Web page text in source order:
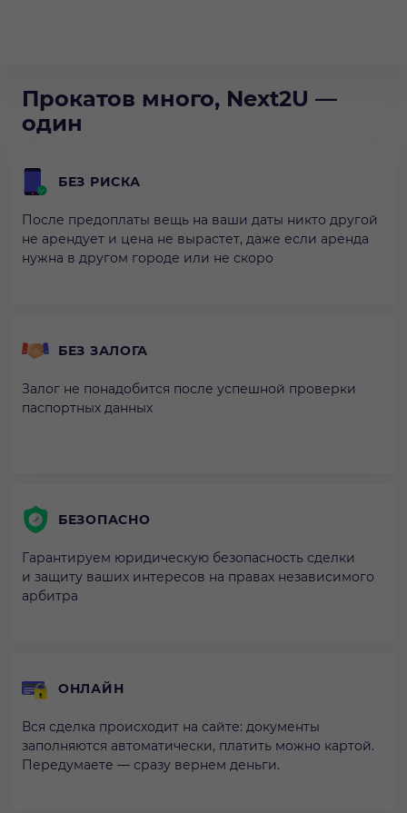
Прокатов много, Next2U —
один
БЕЗ РИСКА
После предоплаты вещь на ваши даты никто другой
не арендует и цена не вырастет, даже если аренда
нужна в другом городе или не скоро
БЕЗ ЗАЛОГА
Залог не понадобится после успешной проверки
паспортных данных
БЕЗОПАСНО
Гарантируем юридическую безопасность сделки
и защиту ваших интересов на правах независимого
арбитра
ОНЛАЙН
Вся сделка происходит на сайте: документы
заполняются автоматически, платить можно картой.
Передумаете — сразу вернем деньги.